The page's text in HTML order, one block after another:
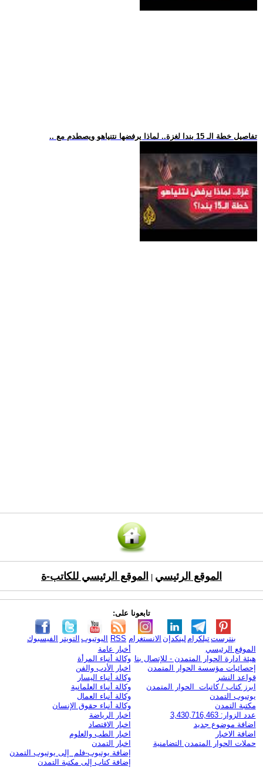
.. تفاصيل خطة الـ 15 بندا لغزة.. لماذا يرفضها نتنياهو ويصطدم مع
الموقع الرئيسي الموقع الرئيسي للكاتب-ة
تابعونا على:
الفيسبوك التويتر اليوتيوب RSS الانستغرام لينكدإن تيلكرامبنترست
الموقع الرئيسي
هيئة ادارة الحوار المتمدن - للإتصال بنا
إحصائيات مؤسسة الحوار المتمدن
قواعد النشر
ابرز كتاب / كاتبات الحوار المتمدن
يوتيوب التمدن
مكتبة التمدن
عدد الزوار: 3,430,716,463
اضافة موضوع جديد
اضافة الاخبار
حملات الحوار المتمدن التضامنية
أخبار عامة
وكالة أنباء المرأة
اخبار الأدب والفن
وكالة أنباء اليسار
وكالة أنباء العلمانية
وكالة أنباء العمال
وكالة أنباء حقوق الإنسان
اخبار الرياضة
اخبار الاقتصاد
اخبار الطب والعلوم
اخبار التمدن
إضافة يوتيوب-فلم إلى يوتيوب التمدن
إضافة كتاب إلى مكتبة التمدن